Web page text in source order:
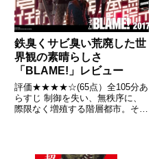
鉄臭くサビ臭い荒廃した世
界観の素晴らしさ
「BLAME!」レビュー
評価★★★★☆(65点）全105分あ
らすじ 制御を失い、無秩序に、
際限なく増殖する階層都市。その
Wikipedia